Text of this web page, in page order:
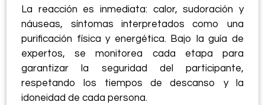
La reacción es inmediata: calor, sudoración y
náuseas, síntomas interpretados como una
purificación física y energética. Bajo la guía de
expertos, se monitorea cada etapa para
garantizar la seguridad del participante,
respetando los tiempos de descanso y la
idoneidad de cada persona.